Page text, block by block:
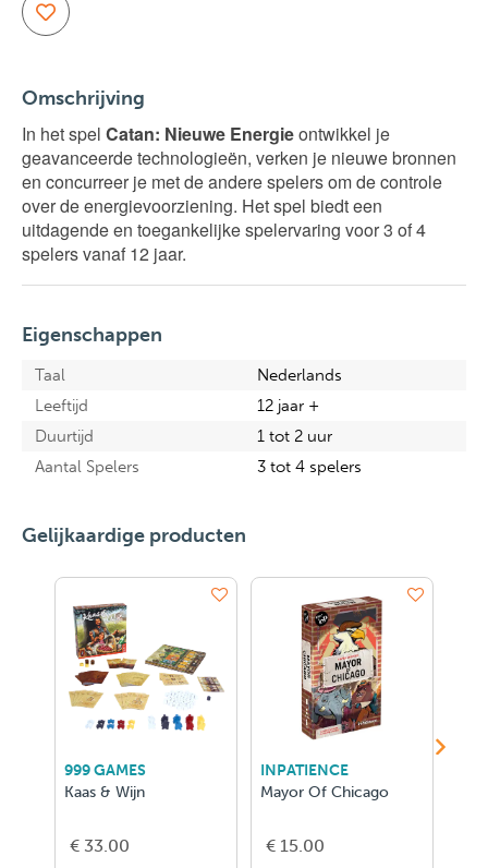
Omschrijving
In het spel Catan: Nieuwe Energieontwikkel je
geavanceerde technologieën, verken je nieuwe bronnen
en concurreer je met de andere spelers om de controle
over de energievoorziening. Het spel biedt een
uitdagende en toegankelijke spelervaring voor 3 of 4
spelers vanaf 12 jaar.
Eigenschappen
Taal
Nederlands
Leeftijd
12 jaar +
Duurtijd
1 tot 2 uur
Aantal Spelers
3 tot 4 spelers
Gelijkaardige producten
999 GAMES
Kaas & Wijn
€ 33.00
INPATIENCE
Mayor Of Chicago
€ 15.00